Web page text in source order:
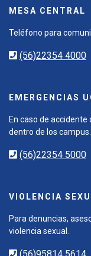
MESA CENTRAL
Teléfono para
(56)22354 4000
EMERGENCIAS
En caso de
dentro de los campus.
(56)22354 5000
VIOLENCIA
Para denuncias,
violencia sexual.